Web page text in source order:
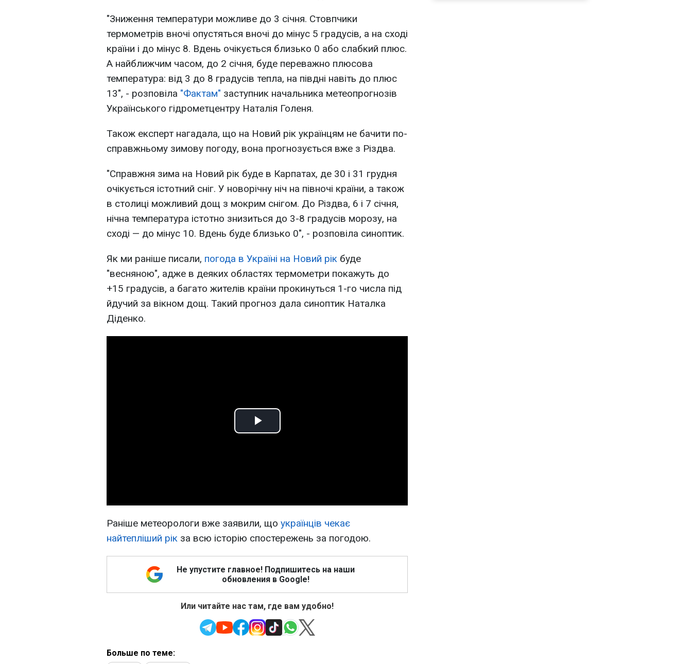
"Зниження температури можливе до 3 січня. Стовпчики
термометрів вночі опустяться вночі до мінус 5 градусів, а на сході
країни і до мінус 8. Вдень очікується близько 0 або слабкий плюс.
А найближчим часом, до 2 січня, буде переважно плюсова
температура: від 3 до 8 градусів тепла, на півдні навіть до плюс
13", - розповіла "Фактам" заступник начальника метеопрогнозів
Українського гідрометцентру Наталія Голеня.
Також експерт нагадала, що на Новий рік українцям не бачити по-
справжньому зимову погоду, вона прогнозується вже з Різдва.
"Справжня зима на Новий рік буде в Карпатах, де 30 і 31 грудня
очікується істотний сніг. У новорічну ніч на півночі країни, а також
в столиці можливий дощ з мокрим снігом. До Різдва, 6 і 7 січня,
нічна температура істотно знизиться до 3-8 градусів морозу, на
сході — до мінус 10. Вдень буде близько 0", - розповіла синоптик.
Як ми раніше писали, погода в Україні на Новий рік буде
"весняною", адже в деяких областях термометри покажуть до
+15 градусів, а багато жителів країни прокинуться 1-го числа під
йдучий за вікном дощ. Такий прогноз дала синоптик Наталка
Діденко.
Play
Раніше метеорологи вже заявили, що українців чекає
найтепліший рік за всю історію спостережень за погодою.
Не упустите главное! Подпишитесь на наши
обновления в Google!
Или читайте нас там, где вам удобно!
Больше по теме: